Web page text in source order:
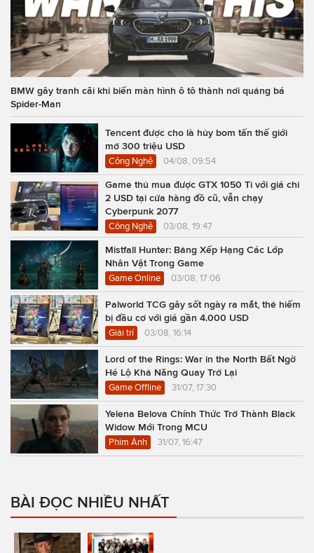
BMW gây tranh cãi khi biến màn hình ô tô thành nơi quảng bá
Spider-Man
Tencent được cho là hủy bom tấn thế giới
mở 300 triệu USD
Công Nghệ 04/08, 09:54
Game thủ mua được GTX 1050 Ti với giá chỉ
2 USD tại cửa hàng đồ cũ, vẫn chạy
Cyberpunk 2077
Công Nghệ 03/08, 19:47
Mistfall Hunter: Bảng Xếp Hạng Các Lớp
Nhân Vật Trong Game
Game Online 03/08, 17:06
Palworld TCG gây sốt ngày ra mắt, thẻ hiếm
bị đầu cơ với giá gần 4.000 USD
Giải trí 03/08, 16:14
Lord of the Rings: War in the North Bất Ngờ
Hé Lộ Khả Năng Quay Trở Lại
Game Offline 31/07, 17:30
Yelena Belova Chính Thức Trở Thành Black
Widow Mới Trong MCU
Phim Ảnh 31/07, 16:47
BÀI ĐỌC NHIỀU NHẤT